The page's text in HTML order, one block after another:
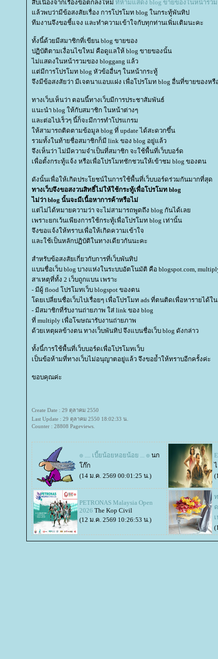
สืบเนื่องจากเรื่องข้อตกลงใหม่ ที่ห้ามแสดง blog ขายของในหน้ารวม
ล้วพบว่ามีข้อสงสัยเรื่อง การโปรโมท blog ในกระทู้พันทิป
ทีมงานจึงขอชี้แจง และทำความเข้าใจกับทุกท่านเพิ่มเติมนะคะ
ทั้งนี้ด้วยมีสมาชิกที่เขียน blog ขายของ
ปฏิบัติตามเงื่อนไขใหม่ คือดูแลให้ blog ขายของนั้น
ไม่แสดงในหน้ารวมของ bloggang แล้ว
ต่มีการโปรโมท blog หัวข้ออื่นๆ ในหน้ากระทู้
จึงมีข้อสงสัยว่า มีเจตนาแอบแฝง เพื่อโปรโมท blog อื่นที่ขายของหรื
ทางเว็บเห็นว่า ตอนนี้ทางเว็บมีการประชาสัมพันธ์
นะนำ blog ให้กับสมาชิก ในหน้าต่างๆ
ละต่อไปเร็วๆ นี้ก็จะมีการทำโปรแกรม
ห้สามารถติดตามข้อมูล blog ที่ update ได้สะดวกขึ้น
รวมทั้งในท้ายชื่อสมาชิกก็มี link ของ blog อยู่แล้ว
จึงเห็นว่า ไม่มีความจำเป็นที่สมาชิก จะใช้พื้นที่เว็บบอร์ด
เพื่อตั้งกระทู้แจ้ง หรือเพื่อโปรโมทชักชวนให้เข้าชม blog ของตน
ดังนั้นเพื่อให้เกิดประโยชน์ในการใช้พื้นที่เว็บบอร์ดร่วมกันมากที่สุด
ทางเว็บจึงขอสงวนสิทธิ์ไม่ให้ใช้กระทู้เพื่อโปรโมท blog
ไม่ว่า blog นั้นจะมีเนื้อหาการค้าหรือไม่
ต่ไม่ได้หมายความว่า จะไม่สามารถพูดถึง blog กันได้เล
เพราะยกเว้นเพียงการใช้กระทู้เพื่อโปรโมท blog เท่านั้น
จึงขอแจ้งให้ทราบเพื่อให้เกิดความเข้าใจ
ละใช้เป็นหลักปฏิบัติในทางเดียวกันนะคะ
สำหรับข้อสงสัยเกี่ยวกับการที่เว็บพันทิป
บนชื่อเว็บ blog บางแห่งในระบบอัตโนมัติ คือ blogspot.com,
สาเหตุที่ทั้ง 2 เว็บถูกแบน เพราะ
- มีผู้ flood โปรโมทเว็บ blogspot ของตน
ดยเปลี่ยนชื่อเว็บไปเรื่อยๆ เพื่อโปรโมท ads ที่ตนติดเพื่อหารายได้ใน
- มีสมาชิกที่รับงานถ่ายภาพ ใส่ link ของ blog
ที่ multiply เพื่อโฆษณารับงานถ่ายภาพ
ด้วยเหตุผลข้างตน ทางเว็บพันทิป จึงแบนชื่อเว็บ blog ดังกล่าว
ทั้งนี้การใช้พื้นที่เว็บบอร์ดเพื่อโปรโมทเว็บ
เป็นข้อห้ามที่ทางเว็บไม่อนุญาตอยู่แล้ว จึงขอย้ำให้ทราบอีกครั้งค่ะ
ขอบคุณค่ะ
Create Date : 29 ตุลาคม 2550
Last Update : 29 ตุลาคม 2550 18:02:33 น.
Counter : 28808 Pageviews.
๏ .... เบี้ยน้อยหอยน้อย ... ๏ นก
ก๊ก
(14 ม.ค. 2569 00:01:25 น.)
PETRONAS Malaysia Open
2026 The Kop Civil
(12 ม.ค. 2569 10:26:53 น.)